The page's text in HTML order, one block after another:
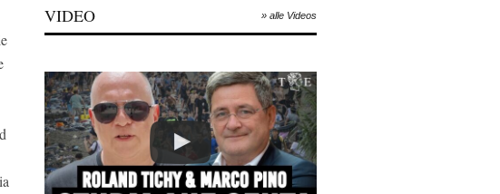
VIDEO » alle Videos